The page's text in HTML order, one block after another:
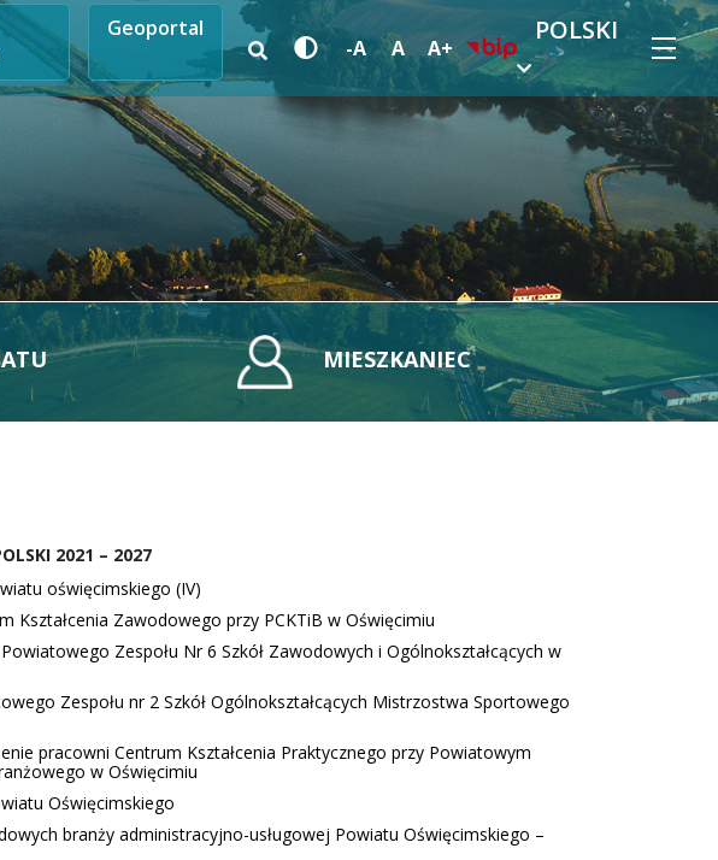
Geoportal
-A A A+
POLSKI
MIESZKANIEC
2021 – 2027
oświęcimskiego (IV)
Kształcenia Zawodowego przy PCKTiB w Oświęcimiu
Zespołu Nr 6 Szkół Zawodowych i Ogólnokształcących w
Zespołu nr 2 Szkół Ogólnokształcących Mistrzostwa Sportowego
pracowni Centrum Kształcenia Praktycznego przy Powiatowym
w Oświęcimiu
Oświęcimskiego
branży administracyjno-usługowej Powiatu Oświęcimskiego –